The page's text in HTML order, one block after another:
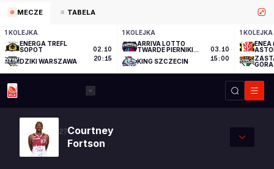
MECZE TABELA
1 KOLEJKA
ENERGA TREFL
SOPOT
DZIKI WARSZAWA
02.10
20:15
1 KOLEJKA
ARRIVA LOTTO
TWARDE PIERNIKI
KING SZCZECIN
03.10
15:00
1 KOLEJKA
ENEA
GÓRA
27Courtney
Fortson